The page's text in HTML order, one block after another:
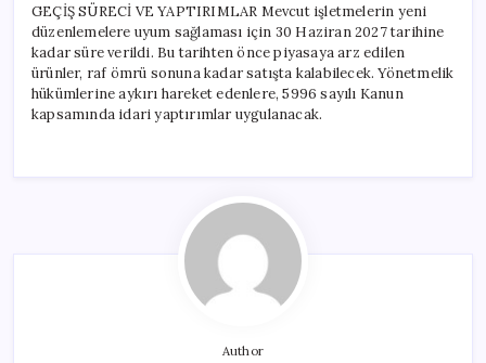
GEÇİŞ SÜRECİ VE YAPTIRIMLAR Mevcut işletmelerin yeni
düzenlemelere uyum sağlaması için 30 Haziran 2027 tarihine
kadar süre verildi. Bu tarihten önce piyasaya arz edilen
ürünler, raf ömrü sonuna kadar satışta kalabilecek. Yönetmelik
hükümlerine aykırı hareket edenlere, 5996 sayılı Kanun
kapsamında idari yaptırımlar uygulanacak.
Author